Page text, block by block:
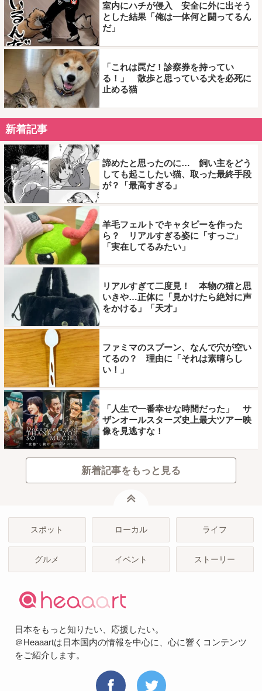
室内にハチが侵入 安全に外に出そう
とした結果「俺は一体何と闘ってるん
だ」
「これは罠だ！診察券を持ってい
る！」 散歩と思っている犬を必死に
止める猫
新着記事
諦めたと思ったのに… 飼い主をどう
しても起こしたい猫、取った最終手段
が？「最高すぎる」
羊毛フェルトでキャタピーを作った
ら？ リアルすぎる姿に「すっご」
「実在してるみたい」
リアルすぎて二度見！ 本物の猫と思
いきや…正体に「見かけたら絶対に声
をかける」「天才」
ファミマのスプーン、なんで穴が空い
てるの？ 理由に「それは素晴らし
い！」
「人生で一番幸せな時間だった」 サ
ザンオールスターズ史上最大ツアー映
像を見逃すな！
新着記事をもっと見る
スポット ローカル ライフ
グルメ イベント ストーリー
日本をもっと知りたい、応援したい。
＠Heaaartは日本国内の情報を中心に、心に響くコンテンツ
をご紹介します。